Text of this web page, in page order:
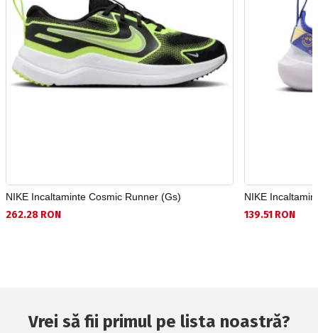
NIKE Incaltaminte Cosmic Runner (Gs)
262.28 RON
NIKE
139.51 RON
Vrei să fii primul pe lista noastră?